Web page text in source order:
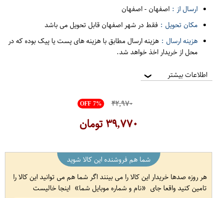
ارسال از : اصفهان-اصفهان
مکان تحویل : فقط در شهر اصفهان قابل تحویل می باشد
هزینه ارسال : هزینه ارسال مطابق با هزینه های پست یا پیک بوده که در
محل از خریدار اخذ خواهد شد.
اطلاعات بیشتر ❯
OFF 7% ۴۲,۹۷۰
۳۹,۷۷۰تومان
شما هم فروشنده این کالا شوید
هر روزه صدها خریدار این کالا را می بینند اگر شما هم می توانید این کالا را
تامین کنید واقعا جای
نام و شماره موبایل شما اینجا خالیست